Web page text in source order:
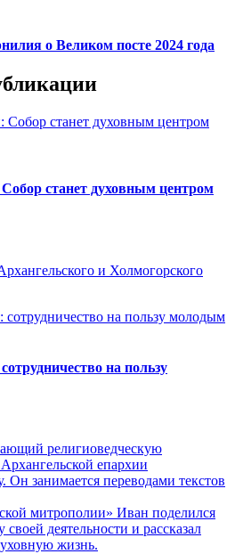
о Великом посте 2024 года
станет духовным центром
и Холмогорского
на пользу
религиоведческую
епархии
занимается переводами текстов
митрополии» Иван поделился
деятельности и рассказал
жизнь.